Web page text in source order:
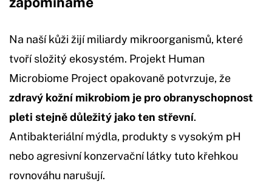
Na naší kůži žijí miliardy mikroorganismů, které
tvoří složitý ekosystém. Projekt Human
Microbiome Project opakovaně potvrzuje, že
zdravý kožní mikrobiom je pro obranyschopnost
pleti stejně důležitý jako ten střevní.
Antibakteriální mýdla, produkty s vysokým pH
nebo agresivní konzervační látky tuto křehkou
rovnováhu narušují.